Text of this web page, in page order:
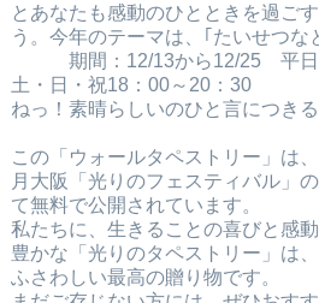
とあなたも感動のひとときを過ご
う。 今年のテーマは、｢たいせつな
期間：12/13から12/25 平
土・日・祝18：00～20：30
ねっ！素晴らしいのひと言につき
この「ウォールタペストリー」は
月大阪「光りのフェスティバル」
て無料で公開されています。
私たちに、生きることの喜びと感
豊かな「光りのタペストリー」は
ふさわしい最高の贈り物です。